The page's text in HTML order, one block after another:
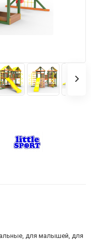
для малышей, для